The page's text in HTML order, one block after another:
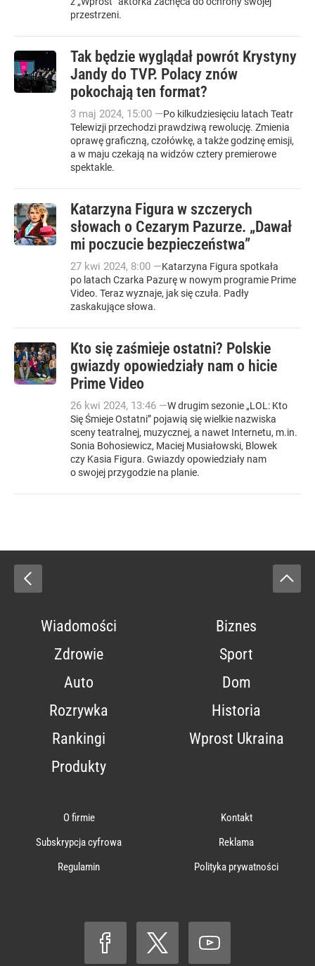
przestrzeni.
Tak będzie wyglądał powrót Krystyny
Jandy do TVP. Polacy znów
pokochają ten format?
3 maj 2024, 15:00 —Po kilkudziesięciu latach Teatr
Telewizji przechodzi prawdziwą rewolucję. Zmienia
oprawę graficzną, czołówkę, a także godzinę emisji,
a w maju czekają na widzów cztery premierowe
spektakle.
Katarzyna Figura w szczerych
słowach o Cezarym Pazurze. „Dawał
mi poczucie bezpieczeństwa”
27 kwi 2024, 8:00 —Katarzyna Figura spotkała
po latach Czarka Pazurę w nowym programie Prime
Video. Teraz wyznaje, jak się czuła. Padły
zaskakujące słowa.
Kto się zaśmieje ostatni? Polskie
gwiazdy opowiedziały nam o hicie
Prime Video
26 kwi 2024, 13:46 —W drugim sezonie „LOL: Kto
Się Śmieje Ostatni” pojawią się wielkie nazwiska
sceny teatralnej, muzycznej, a nawet Internetu, m.in.
Sonia Bohosiewicz, Maciej Musiałowski, Blowek
czy Kasia Figura. Gwiazdy opowiedziały nam
o swojej przygodzie na planie.
Wiadomości
Biznes
Zdrowie
Sport
Auto
Dom
Rozrywka
Historia
Rankingi
Wprost Ukraina
Produkty
O firmie
Kontakt
Subskrypcja cyfrowa
Reklama
Regulamin
Polityka prywatności